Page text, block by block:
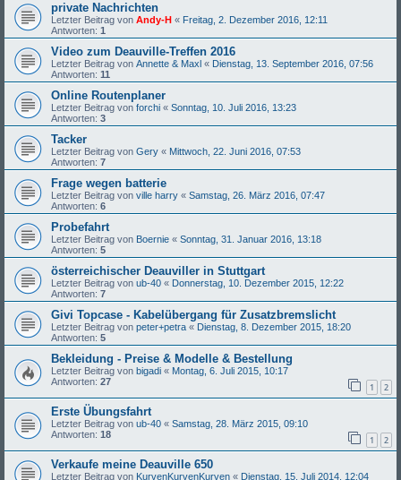
private Nachrichten
Letzter Beitrag von Andy-H « Freitag, 2. Dezember 2016, 12:11
Antworten: 1
Video zum Deauville-Treffen 2016
Letzter Beitrag von Annette & Maxl « Dienstag, 13. September 2016, 07:56
Antworten: 11
Online Routenplaner
Letzter Beitrag von forchi « Sonntag, 10. Juli 2016, 13:23
Antworten: 3
Tacker
Letzter Beitrag von Gery « Mittwoch, 22. Juni 2016, 07:53
Antworten: 7
Frage wegen batterie
Letzter Beitrag von ville harry « Samstag, 26. März 2016, 07:47
Antworten: 6
Probefahrt
Letzter Beitrag von Boernie « Sonntag, 31. Januar 2016, 13:18
Antworten: 5
österreichischer Deauviller in Stuttgart
Letzter Beitrag von ub-40 « Donnerstag, 10. Dezember 2015, 12:22
Antworten: 7
Givi Topcase - Kabelübergang für Zusatzbremslicht
Letzter Beitrag von peter+petra « Dienstag, 8. Dezember 2015, 18:20
Antworten: 5
Bekleidung - Preise & Modelle & Bestellung
Letzter Beitrag von bigadi « Montag, 6. Juli 2015, 10:17
Antworten: 27 1 2
Erste Übungsfahrt
Letzter Beitrag von ub-40 « Samstag, 28. März 2015, 09:10
Antworten: 18 1 2
Verkaufe meine Deauville 650
Letzter Beitrag von KurvenKurvenKurven « Dienstag, 15. Juli 2014, 12:04